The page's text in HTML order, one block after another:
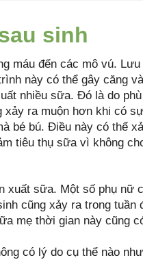
sinh
máu đến các mô vú.
này có thể gây căng
nhiều sữa. Đó là do
ra muộn hơn khi có
bé bú. Điều này có thể
tiêu thụ sữa vì không
xuất sữa. Một số phụ nữ
cũng xảy ra trong tuần
mẹ thời gian này cũng
có lý do cụ thể nào